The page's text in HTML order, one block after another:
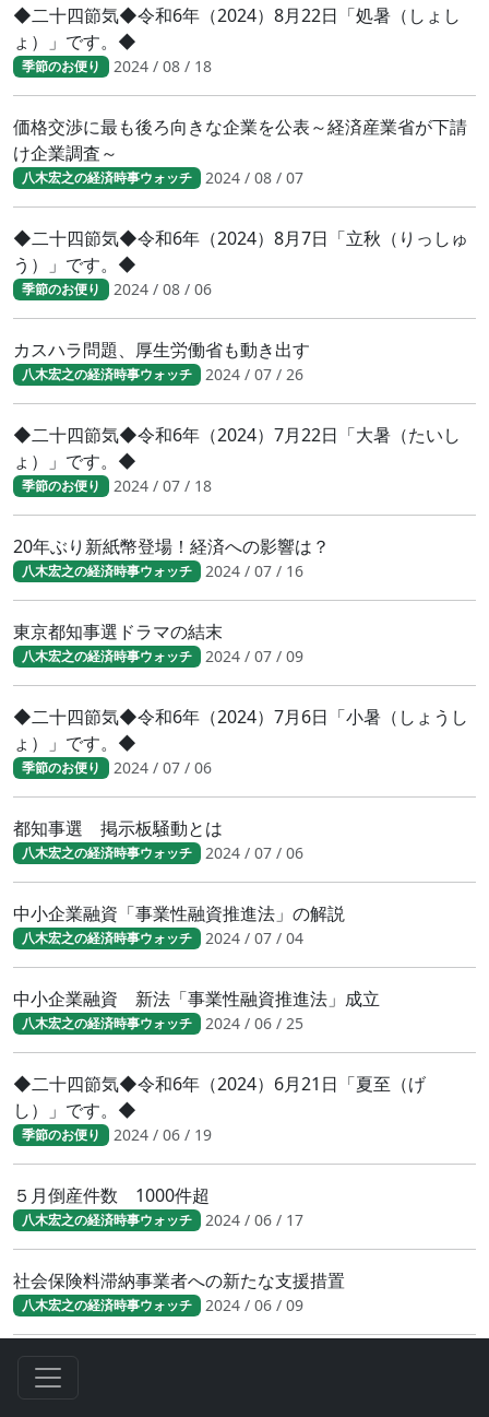
◆二十四節気◆令和6年（2024）8月22日「処暑（しょし
ょ）」です。◆
季節のお便り 2024 / 08 / 18
価格交渉に最も後ろ向きな企業を公表～経済産業省が下請
け企業調査～
八木宏之の経済時事ウォッチ 2024 / 08 / 07
◆二十四節気◆令和6年（2024）8月7日「立秋（りっしゅ
う）」です。◆
季節のお便り 2024 / 08 / 06
カスハラ問題、厚生労働省も動き出す
八木宏之の経済時事ウォッチ 2024 / 07 / 26
◆二十四節気◆令和6年（2024）7月22日「大暑（たいし
ょ）」です。◆
季節のお便り 2024 / 07 / 18
20年ぶり新紙幣登場！経済への影響は？
八木宏之の経済時事ウォッチ 2024 / 07 / 16
東京都知事選ドラマの結末
八木宏之の経済時事ウォッチ 2024 / 07 / 09
◆二十四節気◆令和6年（2024）7月6日「小暑（しょうし
ょ）」です。◆
季節のお便り 2024 / 07 / 06
都知事選 掲示板騒動とは
八木宏之の経済時事ウォッチ 2024 / 07 / 06
中小企業融資「事業性融資推進法」の解説
八木宏之の経済時事ウォッチ 2024 / 07 / 04
中小企業融資 新法「事業性融資推進法」成立
八木宏之の経済時事ウォッチ 2024 / 06 / 25
◆二十四節気◆令和6年（2024）6月21日「夏至（げ
し）」です。◆
季節のお便り 2024 / 06 / 19
５月倒産件数 1000件超
八木宏之の経済時事ウォッチ 2024 / 06 / 17
社会保険料滞納事業者への新たな支援措置
八木宏之の経済時事ウォッチ 2024 / 06 / 09
社会保険料滞納事業者への新たな支援措置
八木宏之の経済時事ウォッチ